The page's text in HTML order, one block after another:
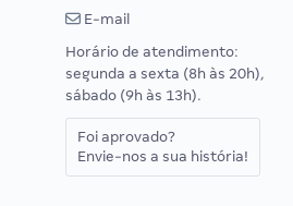
E-mail
Horário de atendimento:
segunda a sexta (8h às 20h),
sábado (9h às 13h).
Foi aprovado?
Envie-nos a sua história!